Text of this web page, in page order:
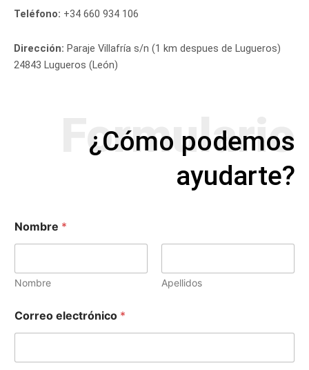
Teléfono: +34 660 934 106
Dirección: Paraje Villafría s/n (1 km despues de Lugueros)
24843 Lugueros (León)
Formulario
¿Cómo podemos
ayudarte?
Nombre *
Nombre Apellidos
Correo electrónico *